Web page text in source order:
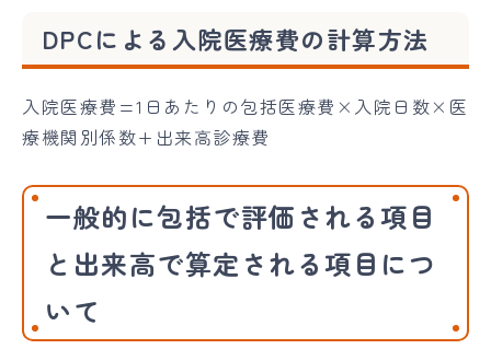
DPCによる入院医療費の計算方法
入院医療費=1日あたりの包括医療費×入院日数×医
療機関別係数+出来高診療費
一般的に包括で評価される項目
と出来高で算定される項目につ
いて